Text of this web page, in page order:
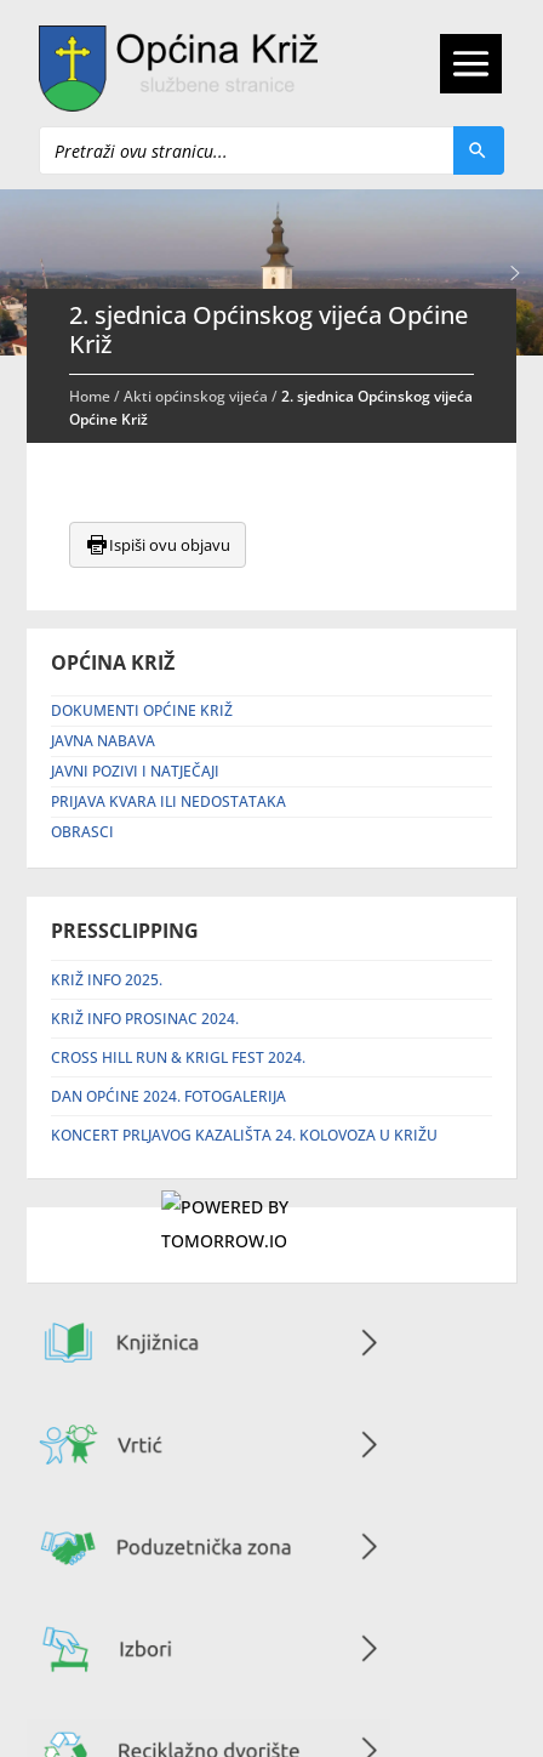
Pretraži
OPĆINA KRIŽ
DOKUMENTI OPĆINE KRIŽ
JAVNA NABAVA
JAVNI POZIVI I NATJEČAJI
PRIJAVA KVARA ILI NEDOSTATAKA
OBRASCI
PRESSCLIPPING
KRIŽ INFO 2025.
KRIŽ INFO PROSINAC 2024.
CROSS HILL RUN & KRIGL FEST 2024.
DAN OPĆINE 2024. FOTOGALERIJA
KONCERT PRLJAVOG KAZALIŠTA 24. KOLOVOZA U KRIŽU
2. sjednica Općinskog vijeća Općine
Križ
Home/Akti općinskog vijeća /2. sjednica Općinskog vijeća
Općine Križ
Ispiši ovu objavu